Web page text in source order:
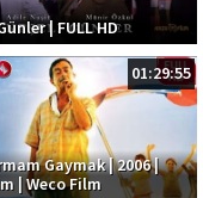
| FULL HD
01:29:55
Gaymak | 2006 |
| Weco Film